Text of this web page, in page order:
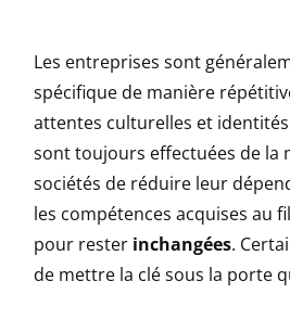
Les entreprises sont
spécifique de manière
attentes culturelles et
sont toujours effectuées de la
sociétés de réduire leur
les compétences acquises au
pour rester inchangées.
de mettre la clé sous la porte